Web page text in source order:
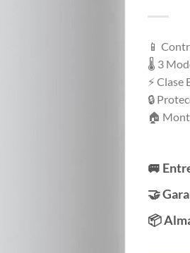
📱
🌡️ 3
⚡
🔒
🏠
🚐
🤝
📦